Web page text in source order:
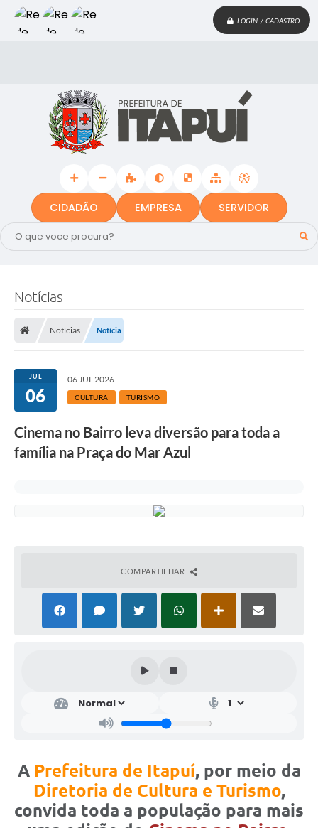
LOGIN / CADASTRO
CIDADÃO EMPRESA SERVIDOR
Notícias
Notícias Notícia
JUL
06
06 JUL 2026
CULTURA TURISMO
Cinema no Bairro leva diversão para toda a
família na Praça do Mar Azul
COMPARTILHAR
A Prefeitura de Itapuí, por meio da
Diretoria de Cultura e Turismo,
convida toda a população para mais